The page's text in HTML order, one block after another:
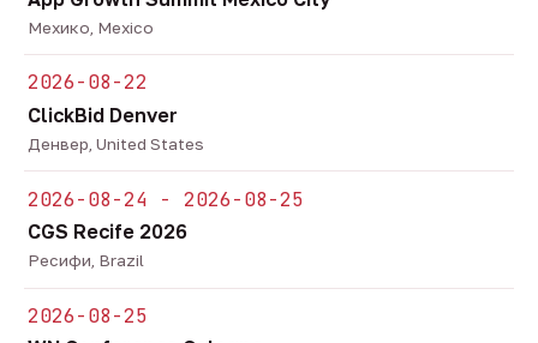
Мехико, Mexico
2026-08-22
ClickBid Denver
Денвер, United States
2026-08-24 - 2026-08-25
CGS Recife 2026
Ресифи, Brazil
2026-08-25